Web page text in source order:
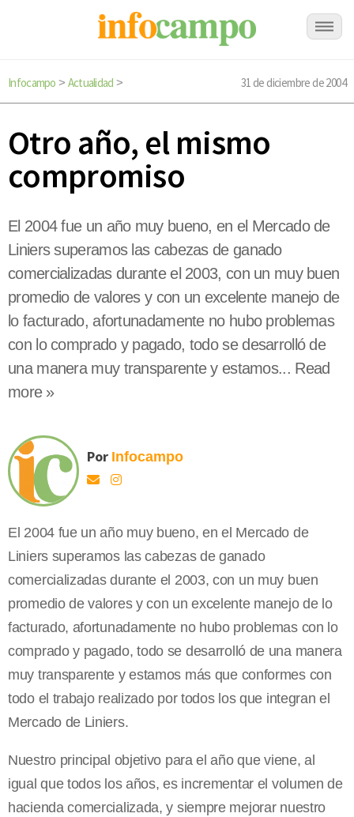
Infocampo > Actualidad > 31 de diciembre de 2004
Otro año, el mismo
compromiso
El 2004 fue un año muy bueno, en el Mercado de
Liniers superamos las cabezas de ganado
comercializadas durante el 2003, con un muy buen
promedio de valores y con un excelente manejo de
lo facturado, afortunadamente no hubo problemas
con lo comprado y pagado, todo se desarrolló de
una manera muy transparente y estamos... Read
more »
Por Infocampo
El 2004 fue un año muy bueno, en el Mercado de
Liniers superamos las cabezas de ganado
comercializadas durante el 2003, con un muy buen
promedio de valores y con un excelente manejo de lo
facturado, afortunadamente no hubo problemas con lo
comprado y pagado, todo se desarrolló de una manera
muy transparente y estamos más que conformes con
todo el trabajo realizado por todos los que integran el
Mercado de Liniers.
Nuestro principal objetivo para el año que viene, al
igual que todos los años, es incrementar el volumen de
hacienda comercializada, y siempre mejorar nuestro